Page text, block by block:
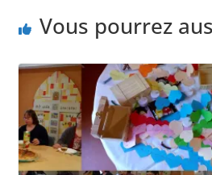
Vous pourrez